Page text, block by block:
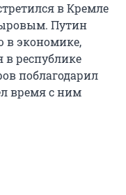
в Кремле
Путин
в экономике,
в республике
поблагодарил
время с ним